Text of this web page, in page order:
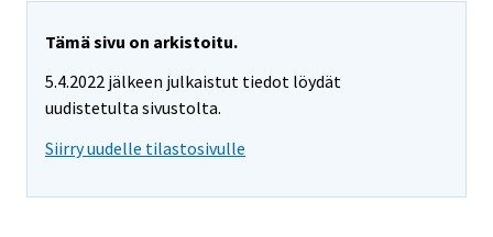
Tämä sivu on arkistoitu.
5.4.2022 jälkeen julkaistut tiedot löydät
uudistetulta sivustolta.
Siirry uudelle tilastosivulle